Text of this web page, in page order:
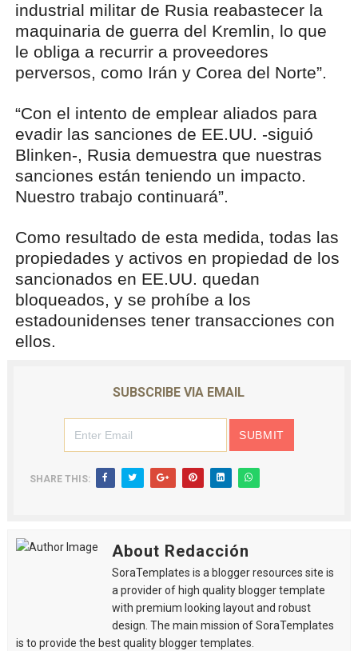
industrial militar de Rusia reabastecer la
maquinaria de guerra del Kremlin, lo que
le obliga a recurrir a proveedores
perversos, como Irán y Corea del Norte”.
“Con el intento de emplear aliados para
evadir las sanciones de EE.UU. -siguió
Blinken-, Rusia demuestra que nuestras
sanciones están teniendo un impacto.
Nuestro trabajo continuará”.
Como resultado de esta medida, todas las
propiedades y activos en propiedad de los
sancionados en EE.UU. quedan
bloqueados, y se prohíbe a los
estadounidenses tener transacciones con
ellos.
SUBSCRIBE VIA EMAIL
SHARE THIS:
About Redacción
SoraTemplates is a blogger resources site is
a provider of high quality blogger template
with premium looking layout and robust
design. The main mission of SoraTemplates
is to provide the best quality blogger templates.